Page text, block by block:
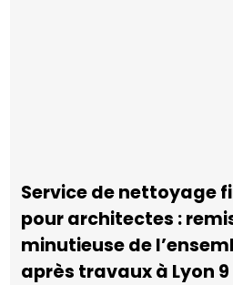
Service de nettoyage
pour architectes :
minutieuse de
après travaux à Lyon 9